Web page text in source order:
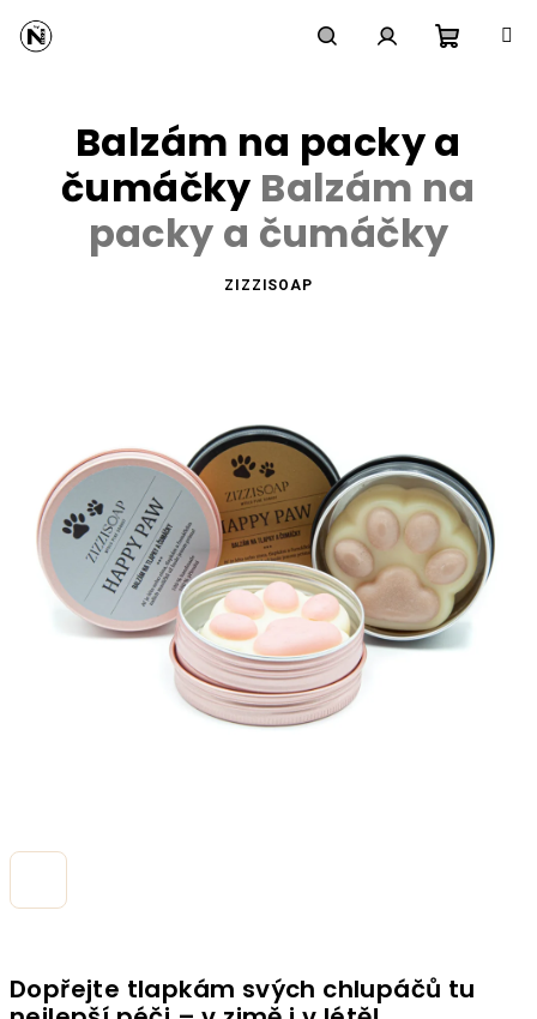
obsah
košík
Dopřejte tlapkám svých chlupáčů tu
Balzám na packy a
čumáčky Balzám na
packy a čumáčky
ZIZZISOAP